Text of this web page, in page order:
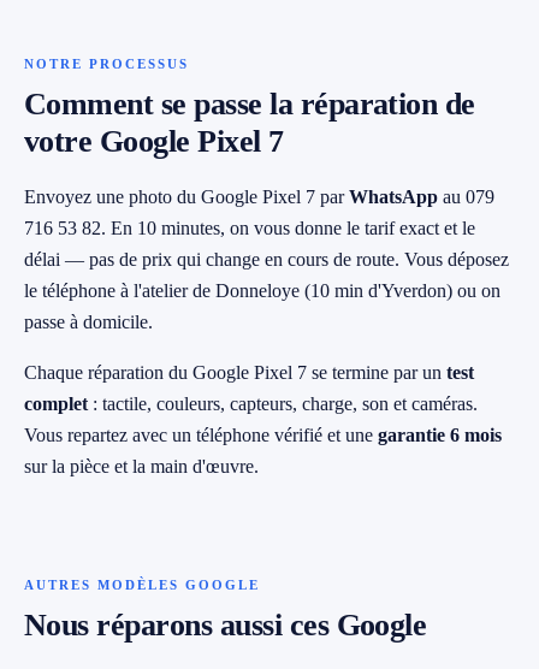
NOTRE PROCESSUS
Comment se passe la réparation de
votre Google Pixel 7
Envoyez une photo du Google Pixel 7 parWhatsApp au 079
716 53 82. En 10 minutes, on vous donne le tarif exact et le
délai — pas de prix qui change en cours de route. Vous déposez
le téléphone à l'atelier de Donneloye (10 min d'Yverdon) ou on
passe à domicile.
Chaque réparation du Google Pixel 7 se termine par un test
complet : tactile, couleurs, capteurs, charge, son et caméras.
Vous repartez avec un téléphone vérifié et une garantie 6 mois
sur la pièce et la main d'œuvre.
AUTRES MODÈLES GOOGLE
Nous réparons aussi ces Google